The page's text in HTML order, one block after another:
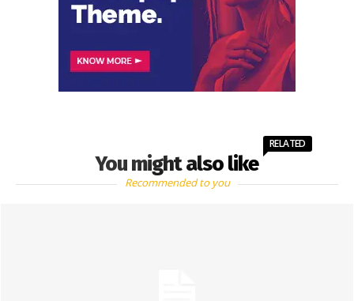
You might also like
RELATED
Recommended to you